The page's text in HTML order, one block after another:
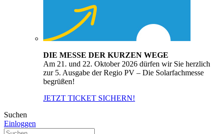
DIE MESSE DER KURZEN WEGE
Am 21. und 22. Oktober 2026 dürfen wir Sie herzlich
zur 5. Ausgabe der Regio PV – Die Solarfachmesse
begrüßen!
JETZT TICKET SICHERN!
Suchen
Einloggen